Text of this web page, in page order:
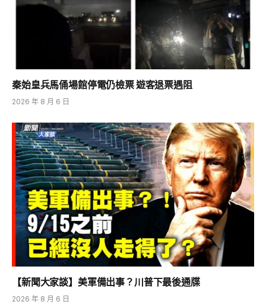
秦始皇兵馬俑場館停電仍檢票 遊客退票遇阻
2026 年 8 月 6 日
【新聞大家談】美軍備出事？川普下最後通牒
2026 年 8 月 6 日